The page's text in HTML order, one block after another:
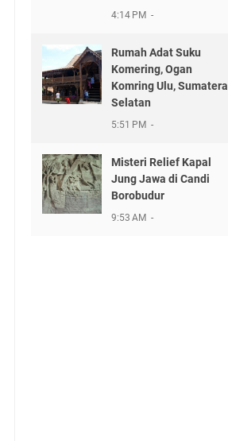
4:14 PM
Rumah Adat Suku
Komering, Ogan
Komring Ulu, Sumatera
Selatan
5:51 PM
Misteri Relief Kapal
Jung Jawa di Candi
Borobudur
9:53 AM